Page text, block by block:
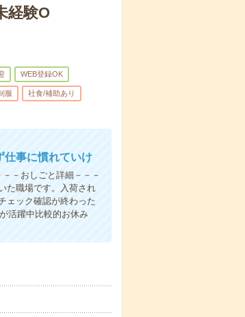
経験O
WEB登録OK
服 社食/補助あり
仕事に慣れていけ
－おしごと詳細－－－
た職場です。入荷され
ェック確認が終わった
活躍中比較的お休み